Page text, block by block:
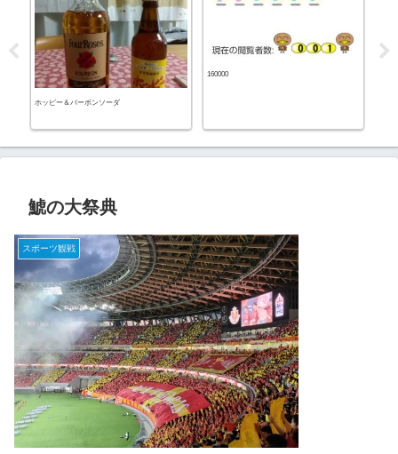
ホッピー＆バーボンソーダ
160000
鯱の大祭典
スポーツ観戦